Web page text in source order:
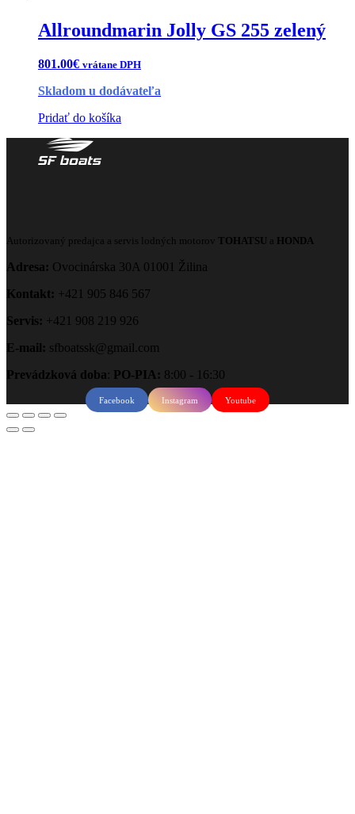
Allroundmarin Jolly GS 255 zelený
801.00€ vrátane DPH
Skladom u dodávateľa
Pridať do košíka
Autorizovaný predajca a servis lodných motorov TOHATSU a HONDA
Adresa: Ovocinárska 30A 01001 Žilina
Kontakt: +421 905 846 567
Servis: +421 908 219 926
E-mail: sfboatssk@gmail.com
Prevádzková doba: PO-PIA: 8:00 - 16:30
Facebook Instagram Youtube